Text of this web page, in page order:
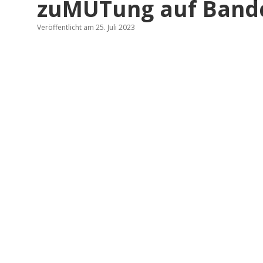
zuMUTung auf
Veröffentlicht am 25. Juli 2023